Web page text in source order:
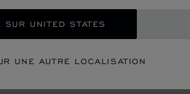
UNITED STATES
UNE AUTRE LOCALISATION